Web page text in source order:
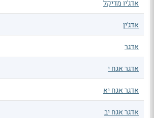
אדג'יו מדיקל
אדג'ין
אדגר
אדגר אגח י
אדגר אגח יא
אדגר אגח יב